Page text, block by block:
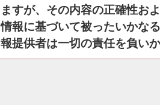
ますが、その内容の正確性お
情報に基づいて被ったいかな
報提供者は一切の責任を負いか